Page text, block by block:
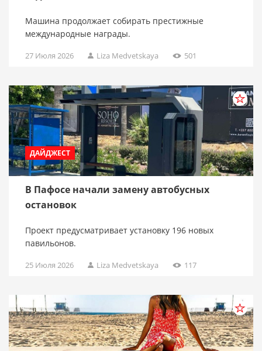
Машина продолжает собирать престижные
международные награды.
27 Июля 2026 Liza Medvetskaya 501
ДАЙДЖЕСТ
В Пафосе начали замену автобусных
остановок
Проект предусматривает установку 196 новых
павильонов.
25 Июля 2026 Liza Medvetskaya 117